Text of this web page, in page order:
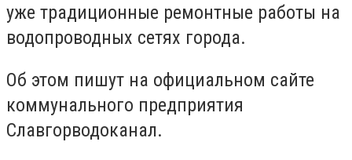
уже традиционные ремонтные работы на
водопроводных сетях города.
Об этом пишут на официальном сайте
коммунального предприятия
Славгорводоканал.